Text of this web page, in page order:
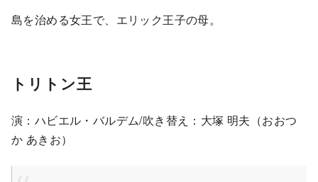
島を治める女王で、エリック王子の母。
トリトン王
演：ハビエル・バルデム/吹き替え：大塚 明夫（おおつ
か あきお）